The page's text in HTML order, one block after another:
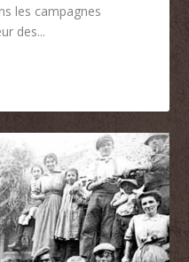
les campagnes
des...